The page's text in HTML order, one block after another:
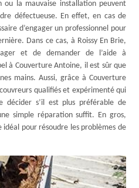
ou la mauvaise installation peuvent
défectueuse. En effet, en cas de
d’engager un professionnel pour
Dans ce cas, à Roissy En Brie,
et de demander de l’aide à
à Couverture Antoine, il est sûr que
mains. Aussi, grâce à Couverture
qualifiés et expérimenté qui
s’il est plus préférable de
simple réparation suffit. En gros,
pour résoudre les problèmes de